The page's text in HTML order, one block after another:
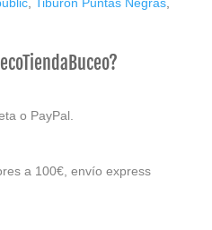
, Tiburón Puntas Negras,
o PayPal.
a 100€, envío express